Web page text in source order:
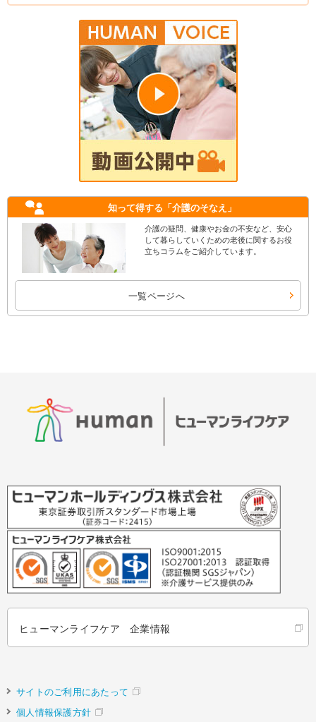
知って得する 「介護のそなえ」
介護の疑問、健康やお金の不安など、安心
して暮らしていくための老後に関するお役
立ちコラムをご紹介しています。
一覧ページへ
ヒューマンライフケア 企業情報
サイトのご利用にあたって
個人情報保護方針